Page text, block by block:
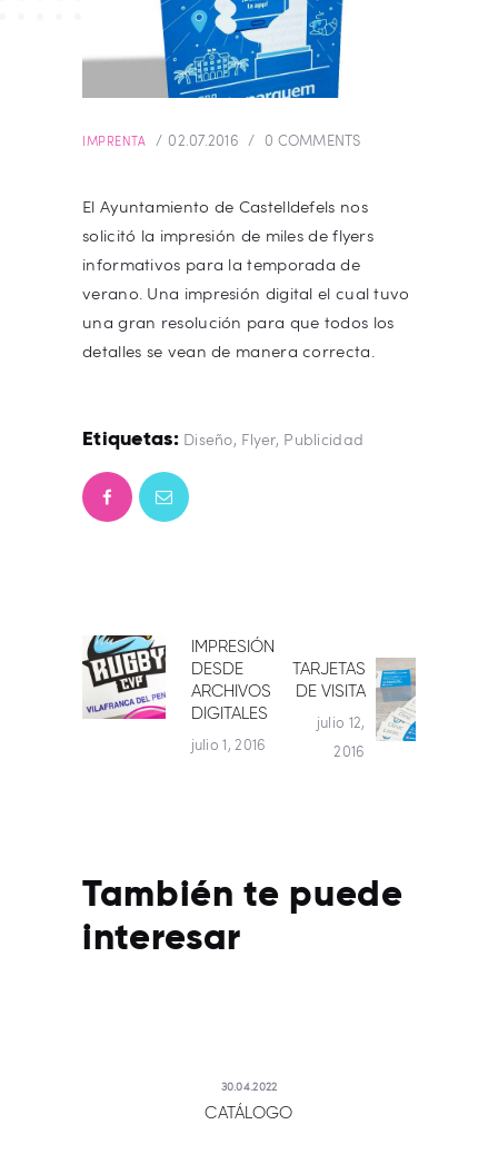
IMPRENTA 02.07.2016 0 COMMENTS
El Ayuntamiento de Castelldefels nos
solicitó la impresión de miles de flyers
informativos para la temporada de
verano. Una impresión digital el cual tuvo
una gran resolución para que todos los
detalles se vean de manera correcta.
Etiquetas: Diseño, Flyer, Publicidad
NAVEGACIÓN
DE
ENTRADAS
Publicación
anterior:
IMPRESIÓN
DESDE
ARCHIVOS
DIGITALES
julio 1, 2016
Siguiente
post:
TARJETAS
DE VISITA
julio 12,
2016
También te puede
interesar
30.04.2022
CATÁLOGO